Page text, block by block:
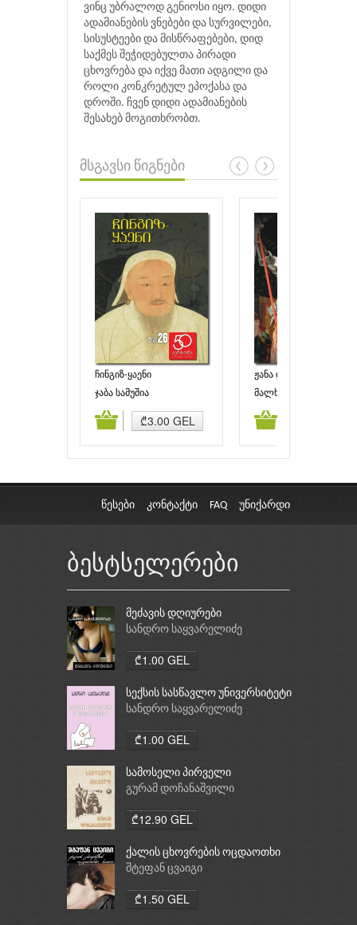
ვინც უბრალოდ გენიოსი იყო. დიდი
ადამიანების ვნებები და სურვილები,
სისუსტეები და მისწრაფებები, დიდ
საქმეს შეჭიდებულთა პირადი
ცხოვრება და იქვე მათი ადგილი და
როლი კონკრეტულ ეპოქასა და
დროში. ჩვენ დიდი ადამიანების
შესახებ მოგითხრობთ.
მსგავსი წიგნები
ჩინგიზ-ყაენი
ჯაბა სამუშია
₾3.00 GEL
ჟანა დ’არკი
მალხაზ
კალათაში დამატება კალათაში
წესები კონტაქტი FAQ უნიქარდი
ბესტსელერები
მეძავის დღიურები
სანდრო საყვარელიძე
₾1.00 GEL
სექსის სასწავლო უნივერსიტეტი
სანდრო საყვარელიძე
₾1.00 GEL
სამოსელი პირველი
გურამ დოჩანაშვილი
₾12.90 GEL
ქალის ცხოვრების ოცდაოთხი
საათი
შტეფან ცვაიგი
₾1.50 GEL